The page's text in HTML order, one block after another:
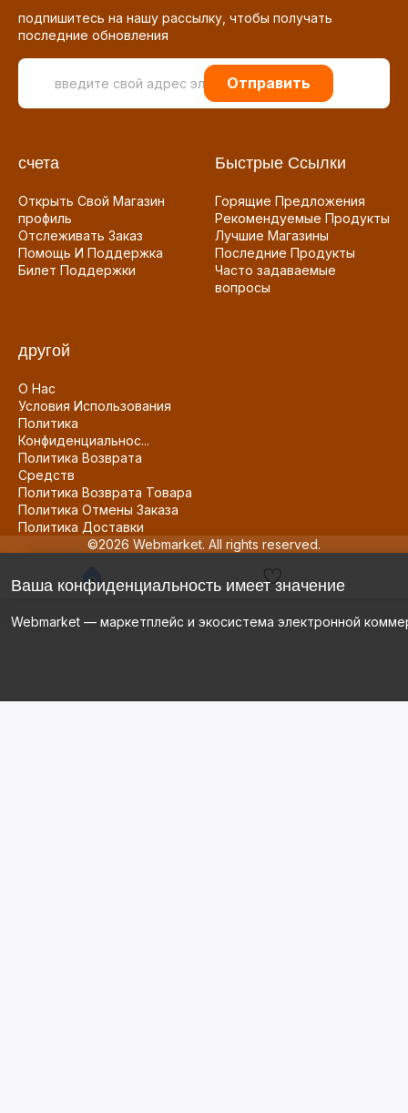
подпишитесь на нашу рассылку, чтобы получать
последние обновления
Отправить
счета
Открыть Свой Магазин
профиль
Отслеживать Заказ
Помощь И Поддержка
Билет Поддержки
Быстрые Ссылки
Горящие Предложения
Рекомендуемые Продукты
Лучшие Магазины
Последние Продукты
Часто задаваемые
вопросы
другой
О Нас
Условия Использования
Политика
Конфиденциальнос...
Политика Возврата
Средств
Политика Возврата Товара
Политика Отмены Заказа
Политика Доставки
©2026 Webmarket. All rights reserved.
Ваша конфиденциальность имеет значение
Webmarket — маркетплейс и экосистема электронной